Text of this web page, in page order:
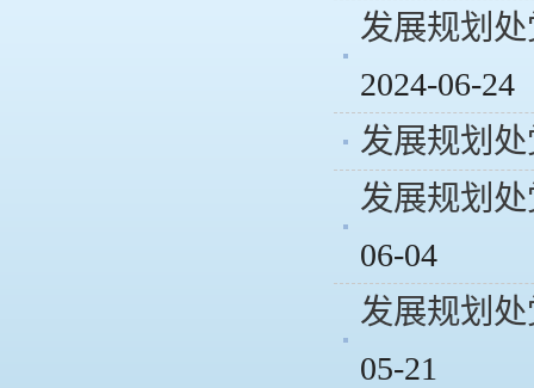
发展规划
2024-06-24
发展规划
发展规划
06-04
发展规划
05-21